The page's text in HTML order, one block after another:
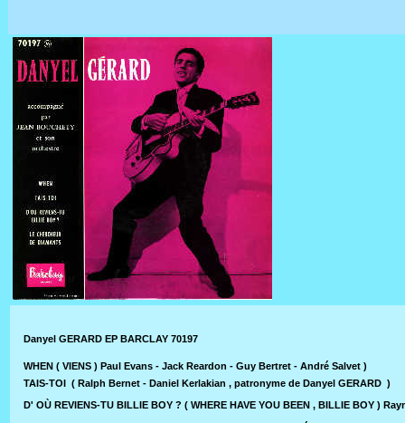
Danyel GERARD EP BARCLAY 70197
WHEN ( VIENS ) Paul Evans - Jack Reardon - Guy Bertret - André Salvet )
TAIS-TOI ( Ralph Bernet - Daniel Kerlakian , patronyme de Danyel GERARD )
D' OÙ REVIENS-TU BILLIE BOY ? ( WHERE HAVE YOU BEEN , BILLIE BOY )